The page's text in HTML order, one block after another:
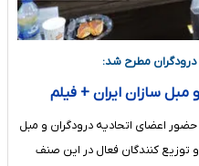
درودگران مطرح شد:
مبل سازان ایران + فیلم
حضور اعضای اتحادیه درودگران و مبل
توزیع کنندگان فعال در این صنف